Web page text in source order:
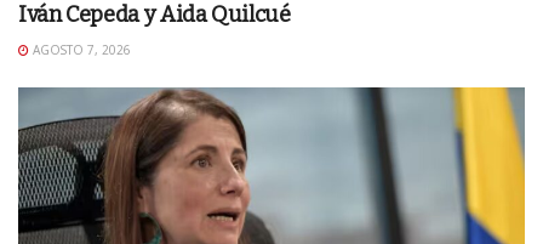
Iván Cepeda y Aida Quilcué
AGOSTO 7, 2026